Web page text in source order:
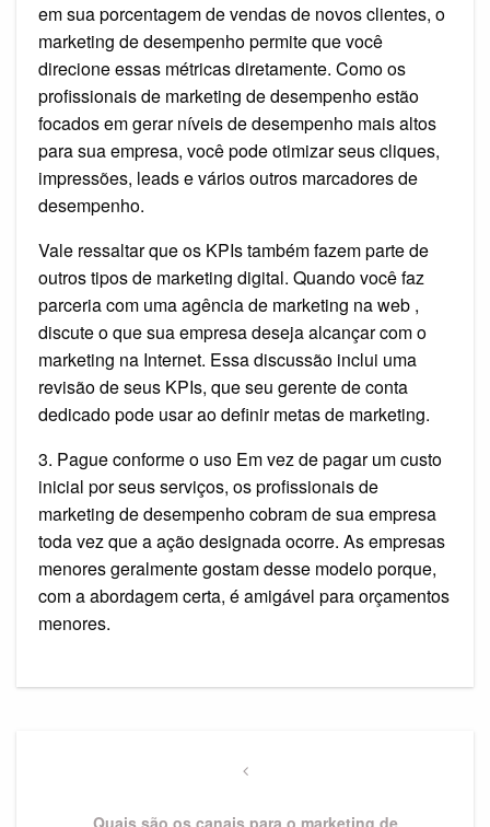
em sua porcentagem de vendas de novos clientes, o
marketing de desempenho permite que você
direcione essas métricas diretamente. Como os
profissionais de marketing de desempenho estão
focados em gerar níveis de desempenho mais altos
para sua empresa, você pode otimizar seus cliques,
impressões, leads e vários outros marcadores de
desempenho.
Vale ressaltar que os KPIs também fazem parte de
outros tipos de marketing digital. Quando você faz
parceria com uma agência de marketing na web ,
discute o que sua empresa deseja alcançar com o
marketing na Internet. Essa discussão inclui uma
revisão de seus KPIs, que seu gerente de conta
dedicado pode usar ao definir metas de marketing.
3. Pague conforme o uso Em vez de pagar um custo
inicial por seus serviços, os profissionais de
marketing de desempenho cobram de sua empresa
toda vez que a ação designada ocorre. As empresas
menores geralmente gostam desse modelo porque,
com a abordagem certa, é amigável para orçamentos
menores.
Previous
Quais são os canais para o marketing de